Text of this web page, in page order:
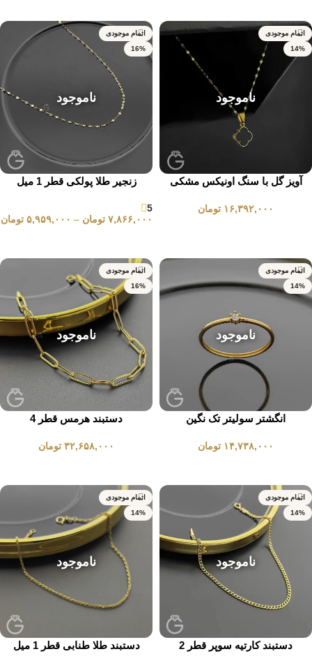
اتمام موجودی
14%
ناموجود
آویز گل با سنگ اونیکس مشکی
۱۶,۳۹۲,۰۰۰ تومان
اتمام موجودی
16%
ناموجود
زنجیر طلا پولکی قطر 1 میل
5
۷,۸۶۶,۰۰۰ تومان – ۵,۹۵۹,۰۰۰ تومان
اتمام موجودی
14%
ناموجود
انگشتر سولیتر تک نگین
۱۴,۷۳۸,۰۰۰ تومان
اتمام موجودی
16%
ناموجود
دستبند هرمس قطر 4
۳۲,۶۵۸,۰۰۰ تومان
اتمام موجودی
14%
ناموجود
دستبند کارتیه سوپر قطر 2
اتمام موجودی
14%
ناموجود
دستبند طلا طنابی قطر 1 میل